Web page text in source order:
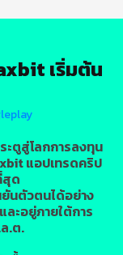
เริ่มต้น
ตูสู่โลกการลงทุน
แอปเทรดคริป
สุด
นตัวตนได้อย่าง
ะอยู่ภายใต้การ
.ต.